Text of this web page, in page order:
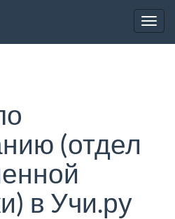
(отдел
в Учи.ру